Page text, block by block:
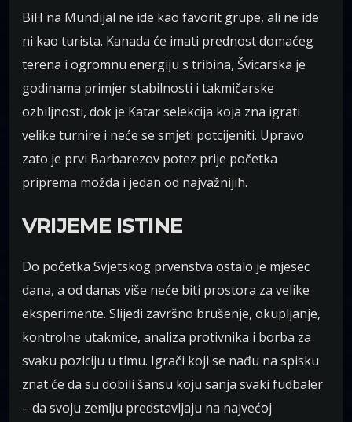
BiH na Mundijal ne ide kao favorit grupe, ali ne ide
ni kao turista. Kanada će imati prednost domaćeg
terena i ogromnu energiju s tribina, Švicarska je
godinama primjer stabilnosti i takmičarske
ozbiljnosti, dok je Katar selekcija koja zna igrati
velike turnire i neće se smjeti potcijeniti. Upravo
zato je prvi Barbarezov potez prije početka
priprema možda i jedan od najvažnijih.
VRIJEME ISTINE
Do početka Svjetskog prvenstva ostalo je mjesec
dana, a od danas više neće biti prostora za velike
eksperimente. Slijedi završno brušenje, okupljanje,
kontrolne utakmice, analiza protivnika i borba za
svaku poziciju u timu. Igrači koji se nađu na spisku
znat će da su dobili šansu koju sanja svaki fudbaler
– da svoju zemlju predstavljaju na najvećoj